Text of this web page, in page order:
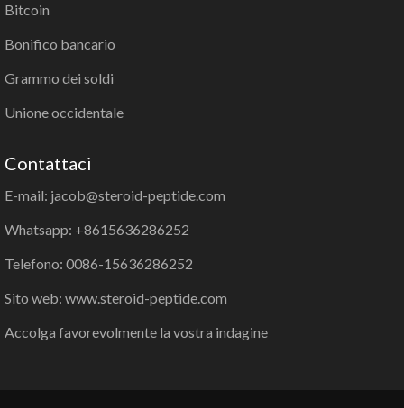
Bitcoin
Bonifico bancario
Grammo dei soldi
Unione occidentale
Contattaci
E-mail: jacob@steroid-peptide.com
Whatsapp: +8615636286252
Telefono: 0086-15636286252
Sito web: www.steroid-peptide.com
Accolga favorevolmente la vostra indagine